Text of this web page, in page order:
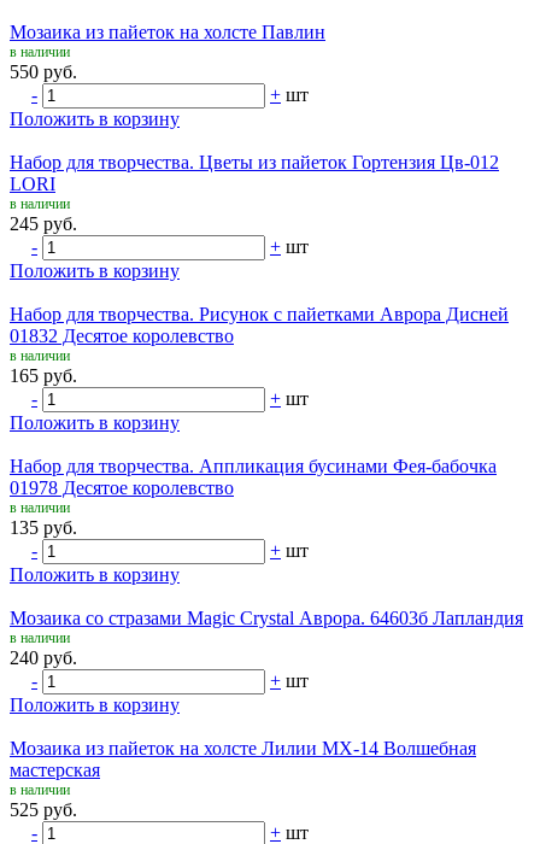
Мозаика из пайеток на холсте Павлин
в наличии
550 руб.
-
+ шт
Положить в корзину
Набор для творчества. Цветы из пайеток Гортензия Цв-012
LORI
в наличии
245 руб.
-
+ шт
Положить в корзину
Набор для творчества. Рисунок с пайетками Аврора Дисней
01832 Десятое королевство
в наличии
165 руб.
-
+ шт
Положить в корзину
Набор для творчества. Аппликация бусинами Фея-бабочка
01978 Десятое королевство
в наличии
135 руб.
-
+ шт
Положить в корзину
Мозаика со стразами Magic Crystal Аврора. 64603б Лапландия
в наличии
240 руб.
-
+ шт
Положить в корзину
Мозаика из пайеток на холсте Лилии МХ-14 Волшебная
мастерская
в наличии
525 руб.
-
+ шт